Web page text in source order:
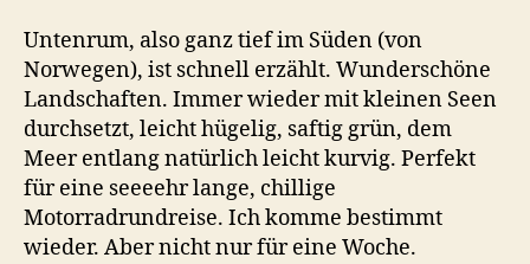
Untenrum, also ganz tief im Süden (von
Norwegen), ist schnell erzählt. Wunderschöne
Landschaften. Immer wieder mit kleinen Seen
durchsetzt, leicht hügelig, saftig grün, dem
Meer entlang natürlich leicht kurvig. Perfekt
für eine seeeehr lange, chillige
Motorradrundreise. Ich komme bestimmt
wieder. Aber nicht nur für eine Woche.